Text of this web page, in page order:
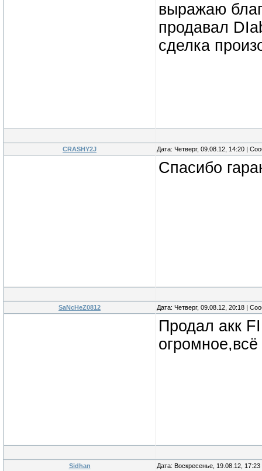
выражаю
продавал
сделка
CRASHY2J Дата: Четверг, 09.08.12, 14:20 |
Спасибо
SaNcHeZ0812 Дата: Четверг, 09.08.12, 20:18 |
Продал акк
Sidhan Дата: Воскресенье, 19.08.12,